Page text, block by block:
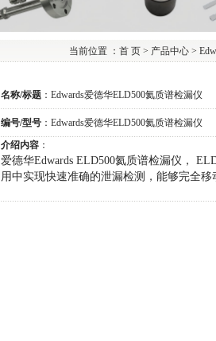
当前位置 ： 首 页> 产品中心>
名称/标题： Edwards爱德华ELD500氦质谱检漏仪
编号/型号：Edwards爱德华ELD500氦质谱检漏仪
介绍内容：
爱德华Edwards ELD500氦质谱检漏仪，
用中实现快速准确的泄漏检测，能够完全移